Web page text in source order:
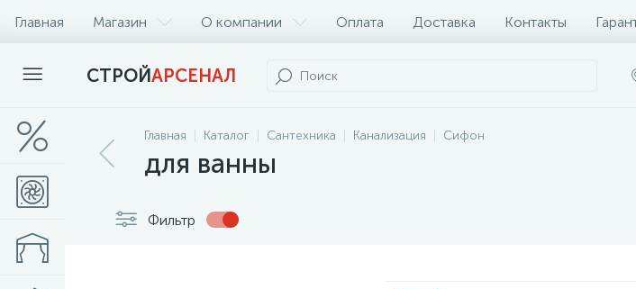
Главная Магазин О компании Оплата Доставка Контакты
СТРОЙАРСЕНАЛ
Главная Каталог Сантехника Канализация Сифон
для ванны
Фильтр